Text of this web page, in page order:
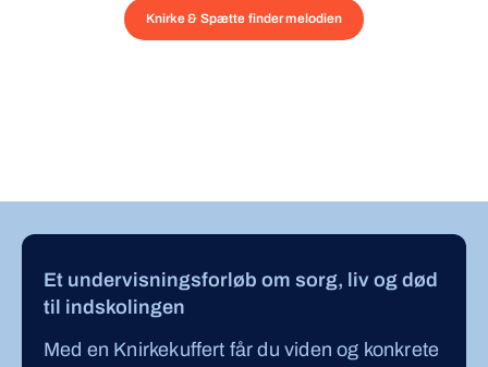
Knirke & Spætte finder melodien
Et undervisningsforløb om sorg, liv og død
til indskolingen
Med en Knirkekuffert får du viden og konkrete